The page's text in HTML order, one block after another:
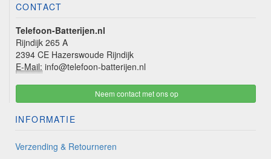
CONTACT
Telefoon-Batterijen.nl
Rijndijk 265 A
2394 CE Hazerswoude Rijndijk
E-Mail: info@telefoon-batterijen.nl
Neem contact met ons op
INFORMATIE
Verzending & Retourneren